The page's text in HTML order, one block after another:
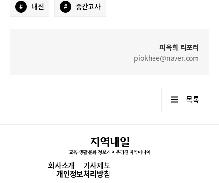
# 내신 # 중간고사
피옥희 리포터
piokhee@naver.com
목록
회사소개 기사제보
개인정보처리방침